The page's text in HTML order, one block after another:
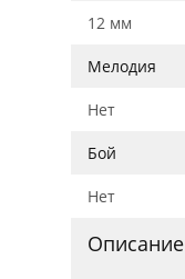
12 мм
Мелодия
Нет
Бой
Нет
Описание